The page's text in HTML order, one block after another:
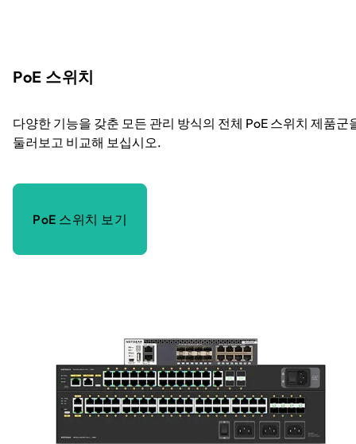
PoE 스위치
다양한 기능을 갖춘 모든 관리 방식의 전체 PoE 스위치 제품군
둘러보고 비교해 보십시오.
PoE 스위치 보기